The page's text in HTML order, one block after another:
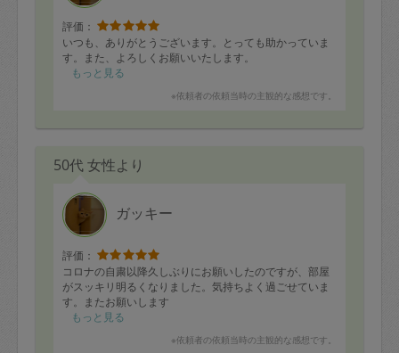
評価：
いつも、ありがとうございます。とっても助かっていま
す。また、よろしくお願いいたします。
もっと見る
※依頼者の依頼当時の主観的な感想です。
50代 女性より
ガッキー
評価：
コロナの自粛以降久しぶりにお願いしたのですが、部屋
がスッキリ明るくなりました。気持ちよく過ごせていま
す。またお願いします
もっと見る
※依頼者の依頼当時の主観的な感想です。